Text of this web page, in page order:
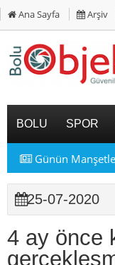
Ana Sayfa Arşiv
BOLU SPOR
Günün
25-07-2020
4 ay önce